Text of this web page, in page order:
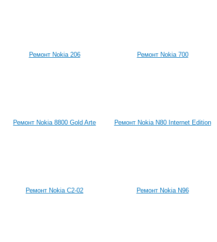
Ремонт Nokia 206 Ремонт Nokia 700
Ремонт Nokia 8800 Gold Arte Ремонт Nokia N80 Internet Edition
Ремонт Nokia C2-02 Ремонт Nokia N96